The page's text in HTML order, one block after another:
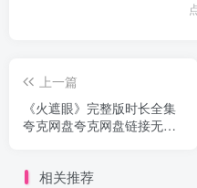
上一篇
《火遮眼》完整版时长全集
夸克网盘夸克网盘链接无删
相关推荐